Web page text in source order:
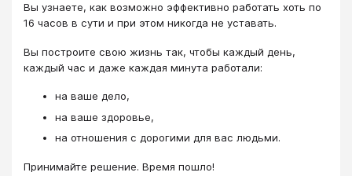
Вы узнаете, как возможно эффективно работать хоть по
16 часов в сути и при этом никогда не уставать.
Вы построите свою жизнь так, чтобы каждый день,
каждый час и даже каждая минута работали:
на ваше дело,
на ваше здоровье,
на отношения с дорогими для вас людьми.
Принимайте решение. Время пошло!